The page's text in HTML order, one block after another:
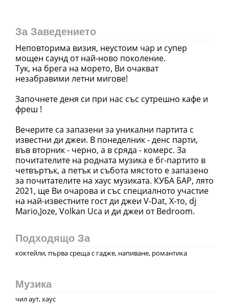
За Заведението
Неповторима визия, неустоим чар и супер
мощен саунд от най-ново поколение.
Тук, на брега на морето, Ви очакват
незабравими летни мигове!
Започнете деня си при нас със сутрешно кафе и
фреш !
Вечерите са запазени за уникални партита с
известни ди джеи. В понеделник - денс парти,
във вторник - черно, а в сряда - комерс. За
почитателите на родната музика е бг-партито в
четвъртък, а петък и събота мястото е запазено
за почитателите на хаус музиката. КУБА БАР, лято
2021, ще Ви очарова и със специалното участие
на най-известните гост ди джеи V-Dat, X-то, dj
Mario,Joze, Volkan Uca и ди джеи от Bedroom.
Подходящо За
коктейли, първа среща с гадже, напиване, романтика
Музика
чил аут, хаус